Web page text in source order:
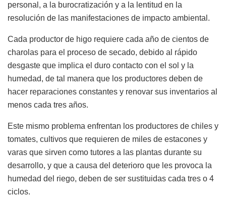
personal, a la burocratización y a la lentitud en la
resolución de las manifestaciones de impacto ambiental.
Cada productor de higo requiere cada año de cientos de
charolas para el proceso de secado, debido al rápido
desgaste que implica el duro contacto con el sol y la
humedad, de tal manera que los productores deben de
hacer reparaciones constantes y renovar sus inventarios al
menos cada tres años.
Este mismo problema enfrentan los productores de chiles y
tomates, cultivos que requieren de miles de estacones y
varas que sirven como tutores a las plantas durante su
desarrollo, y que a causa del deterioro que les provoca la
humedad del riego, deben de ser sustituidas cada tres o 4
ciclos.